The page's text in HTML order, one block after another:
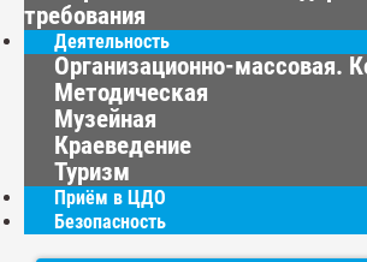
требования
Деятельность
Организационно-массовая.
Методическая
Музейная
Краеведение
Туризм
Приём в ЦДО
Безопасность